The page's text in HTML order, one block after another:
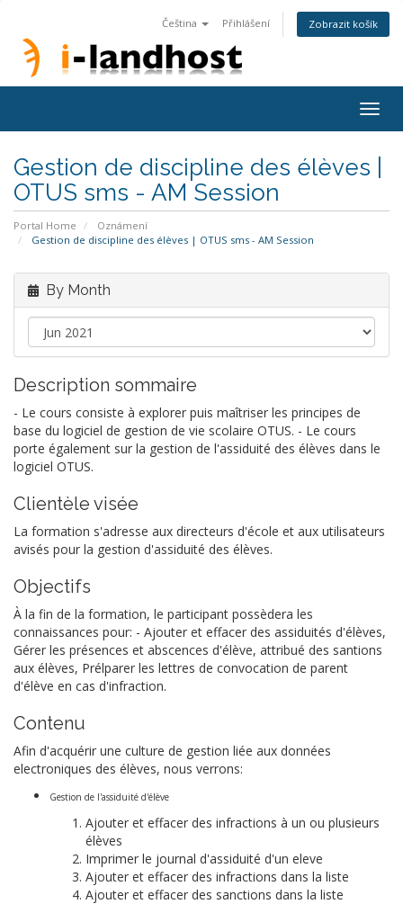
Čeština Přihlášení Zobrazit košík
Gestion de discipline des élèves |
OTUS sms - AM Session
Portal Home
Oznámení
Gestion de discipline des élèves | OTUS sms - AM Session
By Month
Description sommaire
- Le cours consiste à explorer puis maîtriser les principes de
base du logiciel de gestion de vie scolaire OTUS. - Le cours
porte également sur la gestion de l'assiduité des élèves dans le
logiciel OTUS.
Clientèle visée
La formation s'adresse aux directeurs d'école et aux utilisateurs
avisés pour la gestion d'assiduité des élèves.
Objectifs
À la fin de la formation, le participant possèdera les
connaissances pour: - Ajouter et effacer des assiduités d'élèves,
Gérer les présences et abscences d'élève, attribué des santions
aux élèves, Prélparer les lettres de convocation de parent
d'élève en cas d'infraction.
Contenu
Afin d'acquérir une culture de gestion liée aux données
electroniques des élèves, nous verrons:
Gestion de l'assiduité d'élève
Ajouter et effacer des infractions à un ou plusieurs
élèves
Imprimer le journal d'assiduité d'un eleve
Ajouter et effacer des infractions dans la liste
Ajouter et effacer des sanctions dans la liste